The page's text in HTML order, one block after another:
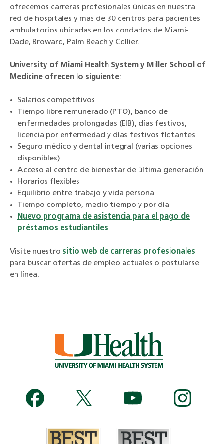
ofrecemos carreras profesionales únicas en nuestra
red de hospitales y mas de 30 centros para pacientes
ambulatorios ubicadas en los condados de Miami-
Dade, Broward, Palm Beach y Collier.
University of Miami Health System y Miller School of
Medicine ofrecen lo siguiente:
Salarios competitivos
Tiempo libre remunerado (PTO), banco de
enfermedades prolongadas (EIB), días festivos,
licencia por enfermedad y días festivos flotantes
Seguro médico y dental integral (varias opciones
disponibles)
Acceso al centro de bienestar de última generación
Horarios flexibles
Equilibrio entre trabajo y vida personal
Tiempo completo, medio tiempo y por día
Nuevo programa de asistencia para el pago de
préstamos estudiantiles
Visite nuestro sitio web de carreras profesionales
para buscar ofertas de empleo actuales o postularse
en línea.